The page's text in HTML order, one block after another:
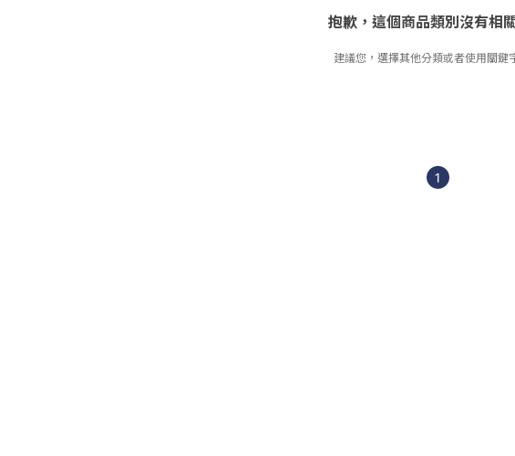
抱歉，這個商品類別沒有相
建議您，選擇其他分類或者使用關鍵
1